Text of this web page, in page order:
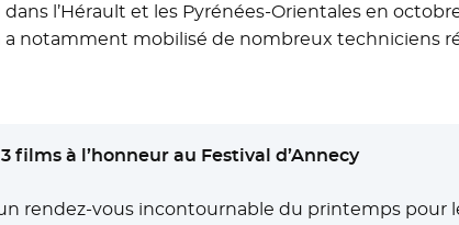
l’Hérault et les Pyrénées-Orientales en
notamment mobilisé de nombreux techniciens
films à l’honneur au Festival d’Annecy
rendez-vous incontournable du printemps pour